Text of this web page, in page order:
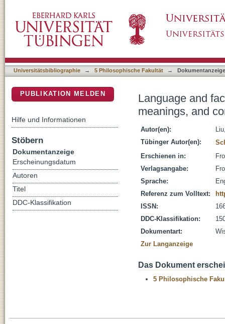
intentions
Universitätsbibliographie → 5 Philosophische Fakultät → Dokumentanzeige
Language and
meanings, and
Autor(en):
Tübinger Autor(en):
Erschienen in:
Verlagsangabe:
Sprache:
Referenz zum Volltext:
ISSN:
DDC-Klassifikation:
Dokumentart:
Zur Langanzeige
Das Dokument
5 Philosophische
PUBLIKATION MELDEN
Hilfe und Informationen
Stöbern
Dokumentanzeige
Erscheinungsdatum
Autoren
Titel
DDC-Klassifikation